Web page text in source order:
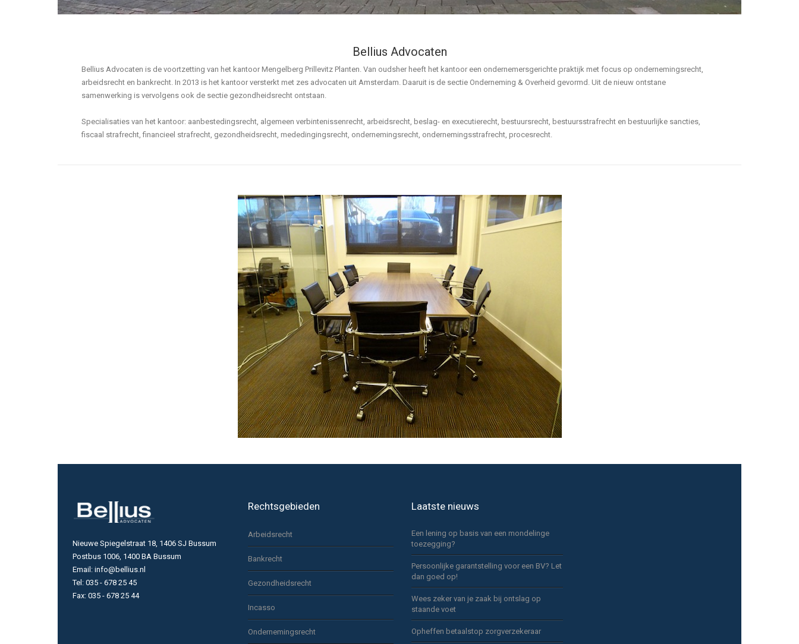
Bellius Advocaten
Bellius Advocaten is de voortzetting van het kantoor Mengelberg Prillevitz Planten. Van oudsher heeft het kantoor een ondernemersgerichte praktijk met focus op ondernemingsrecht,
arbeidsrecht en bankrecht. In 2013 is het kantoor versterkt met zes advocaten uit Amsterdam. Daaruit is de sectie Onderneming & Overheid gevormd. Uit de nieuw ontstane
samenwerking is vervolgens ook de sectie gezondheidsrecht ontstaan.
Specialisaties van het kantoor: aanbestedingsrecht, algemeen verbintenissenrecht, arbeidsrecht, beslag- en executierecht, bestuursrecht, bestuursstrafrecht en bestuurlijke sancties,
fiscaal strafrecht, financieel strafrecht, gezondheidsrecht, mededingingsrecht, ondernemingsrecht, ondernemingsstrafrecht, procesrecht.
Nieuwe Spiegelstraat 18, 1406 SJ Bussum
Postbus 1006, 1400 BA Bussum
Email: info@bellius.nl
Tel: 035 - 678 25 45
Fax: 035 - 678 25 44
Rechtsgebieden
Arbeidsrecht
Bankrecht
Gezondheidsrecht
Incasso
Ondernemingsrecht
Laatste nieuws
Een lening op basis van een mondelinge
toezegging?
Persoonlijke garantstelling voor een BV? Let
dan goed op!
Wees zeker van je zaak bij ontslag op
staande voet
Opheffen betaalstop zorgverzekeraar